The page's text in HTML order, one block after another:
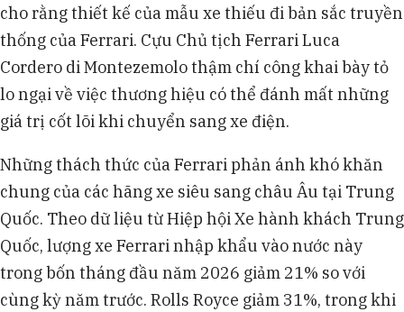
cho rằng thiết kế của mẫu xe thiếu đi bản sắc truyền
thống của Ferrari. Cựu Chủ tịch Ferrari Luca
Cordero di Montezemolo thậm chí công khai bày tỏ
lo ngại về việc thương hiệu có thể đánh mất những
giá trị cốt lõi khi chuyển sang xe điện.
Những thách thức của Ferrari phản ánh khó khăn
chung của các hãng xe siêu sang châu Âu tại Trung
Quốc. Theo dữ liệu từ Hiệp hội Xe hành khách Trung
Quốc, lượng xe Ferrari nhập khẩu vào nước này
trong bốn tháng đầu năm 2026 giảm 21% so với
cùng kỳ năm trước. Rolls Royce giảm 31%, trong khi